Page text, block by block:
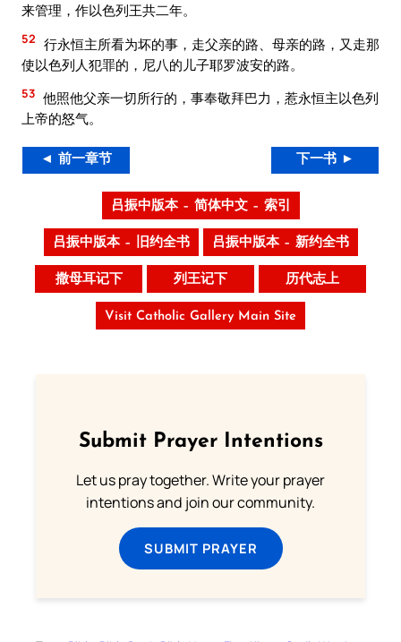
来管理，作以色列王共二年。
52 行永恒主所看为坏的事，走父亲的路、母亲的路，又走那
使以色列人犯罪的，尼八的儿子耶罗波安的路。
53 他照他父亲一切所行的，事奉敬拜巴力，惹永恒主以色列
上帝的怒气。
◄ 前一章节 下一书 ►
吕振中版本 – 简体中文 – 索引
吕振中版本 – 旧约全书 吕振中版本 – 新约全书
撒母耳记下 列王记下 历代志上
Visit Catholic Gallery Main Site
Submit Prayer Intentions
Let us pray together. Write your prayer
intentions and join our community.
SUBMIT PRAYER